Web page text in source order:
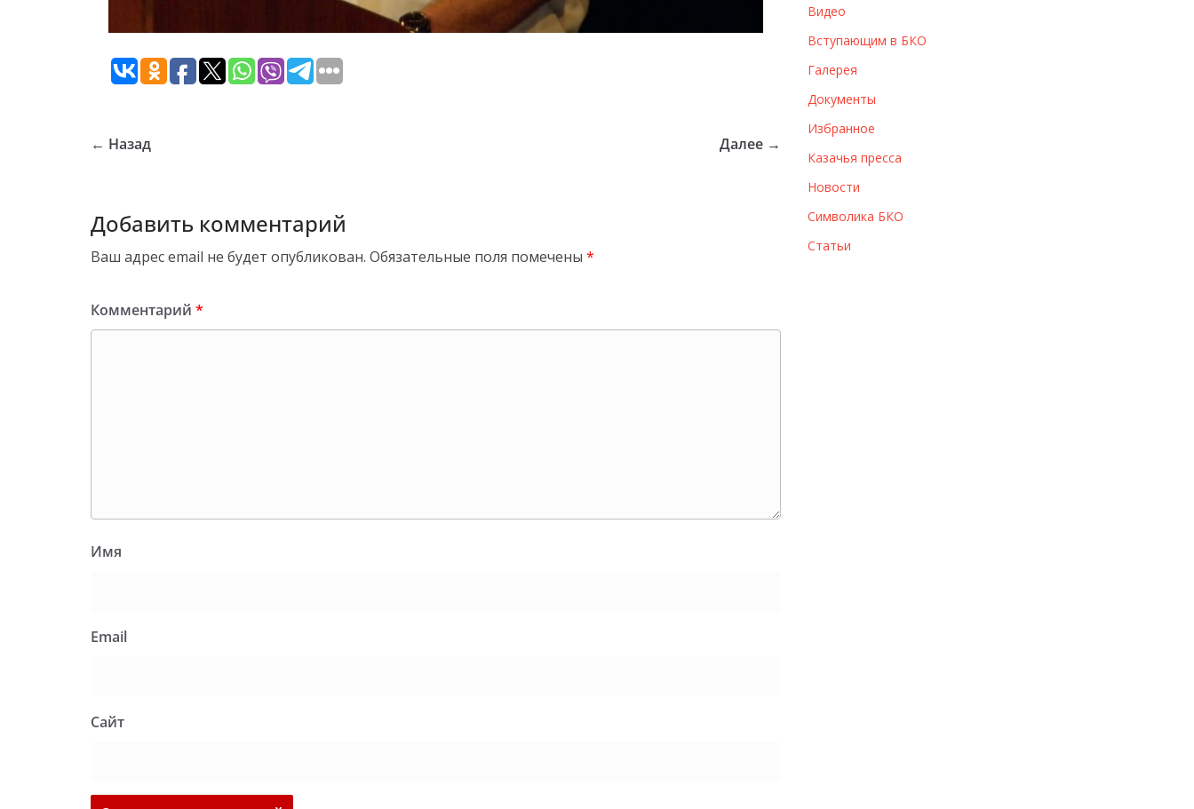
← Назад Далее →
Добавить комментарий
Ваш адрес email не будет опубликован. Обязательные поля помечены *
Комментарий *
Имя
Email
Сайт
ы
Видео
Вступающим в БКО
Галерея
Документы
Избранное
Казачья пресса
Новости
Символика БКО
Статьи